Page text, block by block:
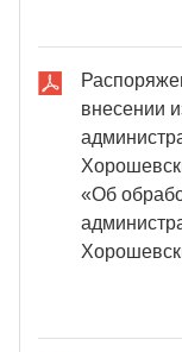
внесении
«Об